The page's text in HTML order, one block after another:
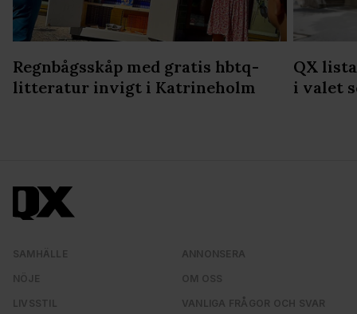
Regnbågsskåp med gratis hbtq-
litteratur invigt i Katrineholm
QX
i valet
SAMHÄLLE
NÖJE
LIVSSTIL
ANNONSERA
OM OSS
VANLIGA FRÅGOR OCH SVAR